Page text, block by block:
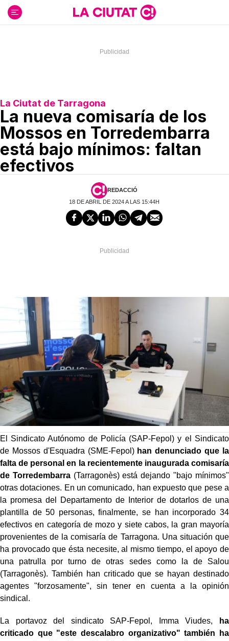
contenido
La Ciutat de Tarragona
La nueva comisaría de los
Mossos en Torredembarra
está bajo mínimos: faltan
efectivos
REDACCIÓ
18 DE ABRIL DE 2024 A LAS 15:44H
El Sindicato Autónomo de Policía (SAP-Fepol) y el Sindicato
de Mossos d'Esquadra (SME-Fepol) han denunciado que la
falta de personal en la recientemente inaugurada comisaría
de Torredembarra(Tarragonès) está dejando "bajo mínimos"
otras dotaciones. En un comunicado, han expuesto que pese a
la promesa del Departamento de Interior de dotarlos de una
plantilla de 50 personas, finalmente, se han incorporado 34
efectivos en categoría de mozo y siete cabos, la gran mayoría
provenientes de la comisaría de Tarragona. Una situación que
ha provocado que ésta necesite, al mismo tiempo, el apoyo de
una patrulla por turno de otras sedes como la de Salou
(Tarragonès). También han criticado que se hayan destinado
agentes "forzosamente", sin tener en cuenta a la opinión
sindical.
La portavoz del sindicato SAP-Fepol, Imma Viudes,
ha
criticado que "este descalabro organizativo" también ha